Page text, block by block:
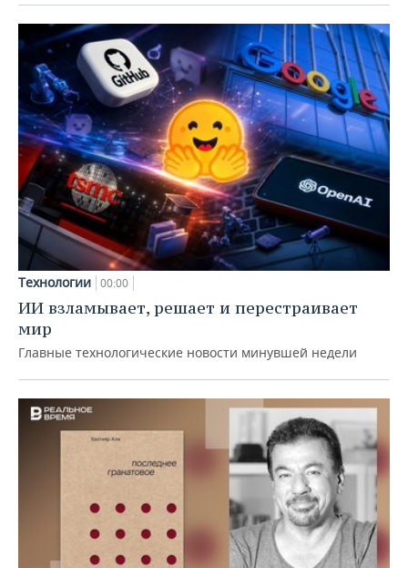
Технологии 00:00
ИИ взламывает, решает и перестраивает
мир
Главные технологические новости минувшей недели